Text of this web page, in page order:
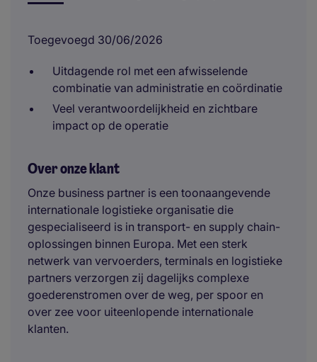
Toegevoegd 30/06/2026
Uitdagende rol met een afwisselende
combinatie van administratie en coördinatie
Veel verantwoordelijkheid en zichtbare
impact op de operatie
Over onze klant
Onze business partner is een toonaangevende
internationale logistieke organisatie die
gespecialiseerd is in transport- en supply chain-
oplossingen binnen Europa. Met een sterk
netwerk van vervoerders, terminals en logistieke
partners verzorgen zij dagelijks complexe
goederenstromen over de weg, per spoor en
over zee voor uiteenlopende internationale
klanten.